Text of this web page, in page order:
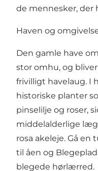
de mennesker, der
Haven og
Den gamle have
stor omhu, og
frivilligt havelaug. I
historiske planter
pinselilje og roser,
middelalderlige
rosa akeleje. Gå en
til åen og
blegede hørlærred.